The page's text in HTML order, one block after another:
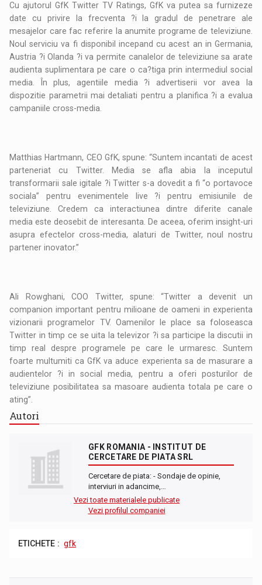
Cu ajutorul GfK Twitter TV Ratings, GfK va putea sa furnizeze
date cu privire la frecventa ?i la gradul de penetrare ale
mesajelor care fac referire la anumite programe de televiziune.
Noul serviciu va fi disponibil incepand cu acest an in Germania,
Austria ?i Olanda ?i va permite canalelor de televiziune sa arate
audienta suplimentara pe care o ca?tiga prin intermediul social
media. În plus, agentiile media ?i advertiserii vor avea la
dispozitie parametrii mai detaliati pentru a planifica ?i a evalua
campaniile cross-media.
Matthias Hartmann, CEO GfK, spune: “Suntem incantati de acest
parteneriat cu Twitter. Media se afla abia la inceputul
transformarii sale igitale ?i Twitter s-a dovedit a fi “o portavoce
sociala” pentru evenimentele live ?i pentru emisiunile de
televiziune. Credem ca interactiunea dintre diferite canale
media este deosebit de interesanta. De aceea, oferim insight-uri
asupra efectelor cross-media, alaturi de Twitter, noul nostru
partener inovator.”
Ali Rowghani, COO Twitter, spune: “Twitter a devenit un
companion important pentru milioane de oameni in experienta
vizionarii programelor TV. Oamenilor le place sa foloseasca
Twitter in timp ce se uita la televizor ?i sa participe la discutii in
timp real despre programele pe care le urmaresc. Suntem
foarte multumiti ca GfK va aduce experienta sa de masurare a
audientelor ?i in social media, pentru a oferi posturilor de
televiziune posibilitatea sa masoare audienta totala pe care o
ating”.
Autori
GFK ROMANIA - INSTITUT DE
CERCETARE DE PIATA SRL
Cercetare de piata: - Sondaje de opinie,
interviuri in adancime,…
Vezi toate materialele publicate
Vezi profilul companiei
ETICHETE : gfk